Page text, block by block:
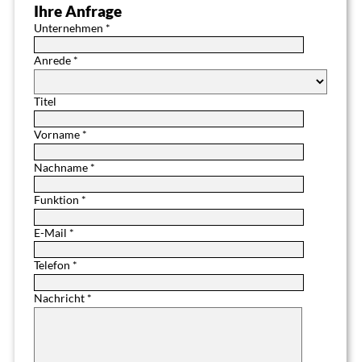
Ihre Anfrage
Unternehmen *
Anrede *
Titel
Vorname *
Nachname *
Funktion *
E-Mail *
Telefon *
Nachricht *